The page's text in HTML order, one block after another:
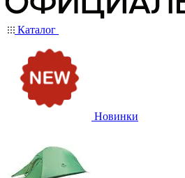
Каталог
Новинки